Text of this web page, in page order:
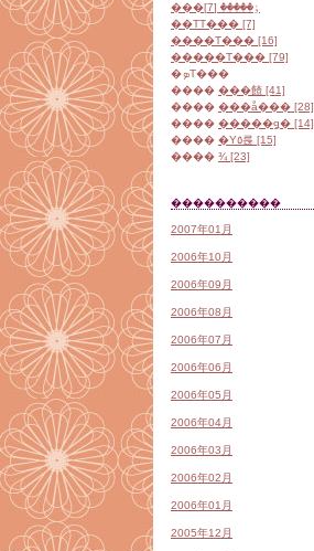
���ٶ����� [7]
��ΤΤ��� [7]
����Τ��� [16]
�����Τ��� [79]
�ܤΤ���
���� ���餷 [41]
���� ���å��� [28]
���� �����ǥ� [14]
����
�Υ٥륹 [15]
���� ¾ [23]
����������
2007年01月
2006年10月
2006年09月
2006年08月
2006年07月
2006年06月
2006年05月
2006年04月
2006年03月
2006年02月
2006年01月
2005年12月